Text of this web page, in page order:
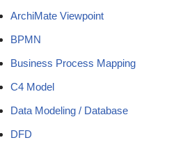
ArchiMate Viewpoint
BPMN
Business Process Mapping
C4 Model
Data Modeling / Database
DFD